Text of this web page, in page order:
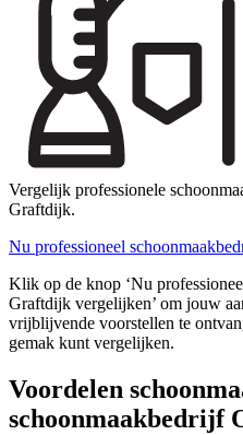
Vergelijk professionele
Graftdijk.
Nu professioneel
Klik op de knop ‘Nu
Graftdijk vergelijken’ om jouw
vrijblijvende voorstellen te
gemak kunt vergelijken.
Voordelen
schoonmaakbedrijf